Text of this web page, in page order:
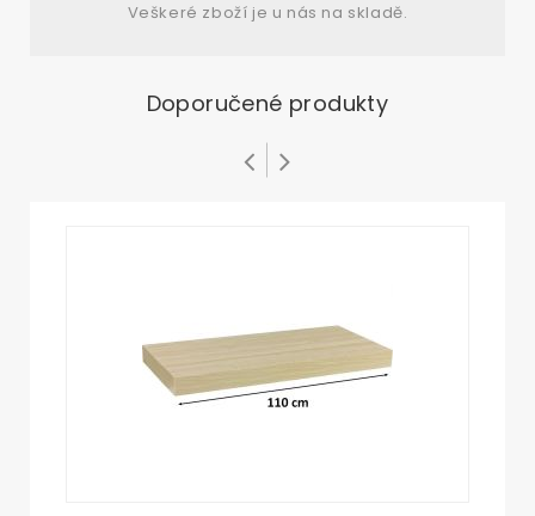
Veškeré zboží je u nás na skladě.
Doporučené produkty